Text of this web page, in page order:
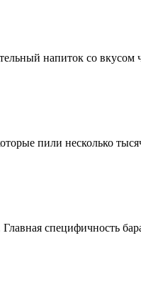
напиток со
пили несколько
специфичность